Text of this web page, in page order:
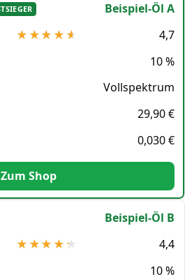
Beispiel-Öl A
4,7
10 %
Vollspektrum
29,90 €
0,030 €
Zum Shop
Beispiel-Öl B
4,4
10 %